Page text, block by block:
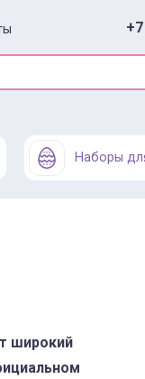
Наборы
широкий